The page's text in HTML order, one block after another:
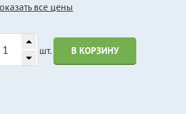
все цены
шт. В КОРЗИНУ